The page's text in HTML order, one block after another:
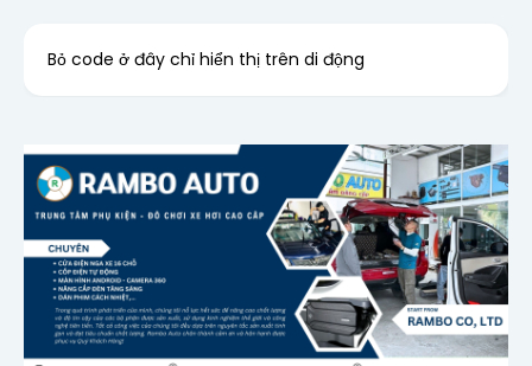
Bỏ code ở đây chỉ hiển thị trên di động